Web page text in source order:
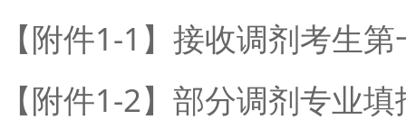
【附件1-1】接收调剂考生
【附件1-2】部分调剂专业